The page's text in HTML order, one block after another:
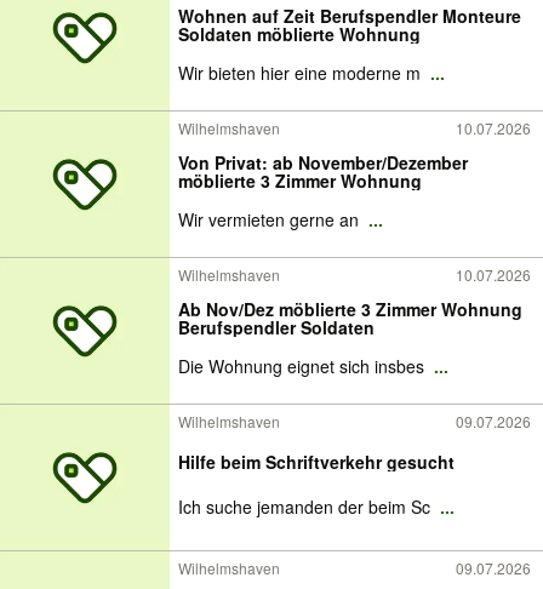
Wohnen auf Zeit Berufspendler Monteure
Soldaten möblierte Wohnung
Wir bieten hier eine moderne m ...
Wilhelmshaven 10.07.2026
Von Privat: ab November/Dezember
möblierte 3 Zimmer Wohnung
Wir vermieten gerne an ...
Wilhelmshaven 10.07.2026
Ab Nov/Dez möblierte 3 Zimmer Wohnung
Berufspendler Soldaten
Die Wohnung eignet sich insbes ...
Wilhelmshaven 09.07.2026
Hilfe beim Schriftverkehr gesucht
Ich suche jemanden der beim Sc ...
Wilhelmshaven 09.07.2026